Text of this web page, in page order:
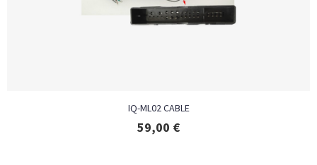
IQ-ML02 CABLE
59,00 €